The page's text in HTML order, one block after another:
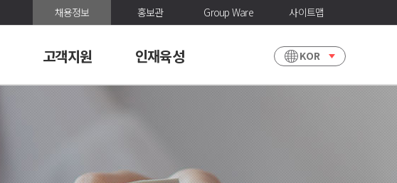
채용정보 홍보관 Group Ware 사이트맵
KOR
고객지원 인재육성